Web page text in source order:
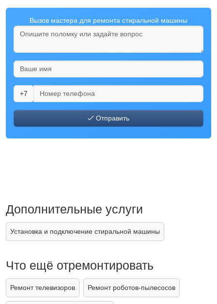
Вызов мастера для ремонта стиральной машины
+7
Отправить
Дополнительные услуги
Установка и подключение стиральной машины
Что ещё отремонтировать
Ремонт телевизоров Ремонт роботов-пылесосов